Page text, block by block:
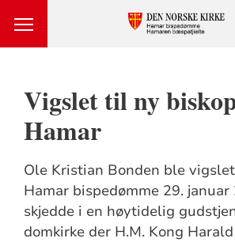
Vigslet til ny
Hamar
Ole Kristian Bonden ble
Hamar bispedømme 29.
skjedde i en høytidelig
domkirke der H.M. Kong